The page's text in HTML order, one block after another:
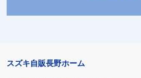
スズキ自販長野ホーム